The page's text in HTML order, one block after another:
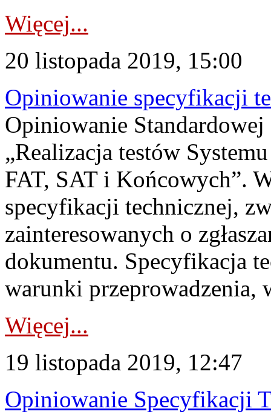
Więcej...
20 listopada 2019, 15:00
Opiniowanie specyfikacji
Opiniowanie
„Realizacja testów
FAT, SAT i Końcowych”.
specyfikacji technicznej,
zainteresowanych o
dokumentu. Specyfikacja
warunki przeprowadzenia,
Więcej...
19 listopada 2019, 12:47
Opiniowanie Specyfikacji